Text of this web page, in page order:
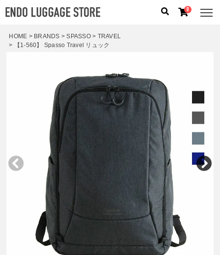
カテゴリから探す
ブランドから探す
容量から探す
泊数から探す
価格 円 〜
検索する
0
HOME BRANDS SPASSO
TRAVEL
【1-560】 Spasso Travel リュック